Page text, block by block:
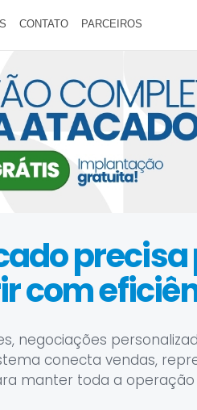
CONTATO PARCEIROS
com
negociações
conecta vendas,
manter toda a